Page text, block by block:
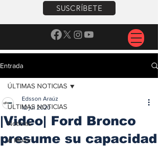
SUSCRÍBETE
Entrada
ÚLTIMAS NOTICIAS
Noticias
A Motor
ÚLTIMAS NOTICIAS
|Video| Ford Bronco
presume su capacidad
Edsson Araúz
12 jul 2020